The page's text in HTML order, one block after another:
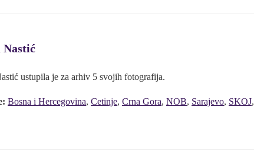
Nastić
ustupila je za arhiv 5 svojih fotografija.
Bosna i Hercegovina, Cetinje, Crna Gora, NOB, Sarajevo, SKOJ,